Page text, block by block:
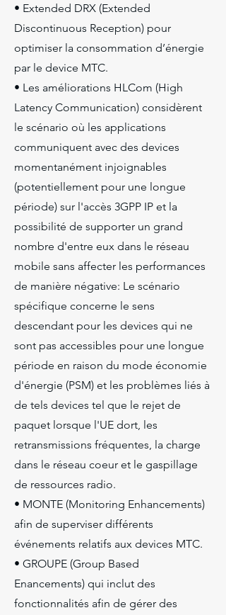
• Extended DRX (Extended
Discontinuous Reception) pour
optimiser la consommation d’énergie
par le device MTC.
• Les améliorations HLCom (High
Latency Communication) considèrent
le scénario où les applications
communiquent avec des devices
momentanément injoignables
(potentiellement pour une longue
période) sur l'accès 3GPP IP et la
possibilité de supporter un grand
nombre d'entre eux dans le réseau
mobile sans affecter les performances
de manière négative: Le scénario
spécifique concerne le sens
descendant pour les devices qui ne
sont pas accessibles pour une longue
période en raison du mode économie
d'énergie (PSM) et les problèmes liés à
de tels devices tel que le rejet de
paquet lorsque l'UE dort, les
retransmissions fréquentes, la charge
dans le réseau coeur et le gaspillage
de ressources radio.
• MONTE (Monitoring Enhancements)
afin de superviser différents
événements relatifs aux devices MTC.
• GROUPE (Group Based
Enancements) qui inclut des
fonctionnalités afin de gérer des